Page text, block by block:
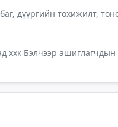
дүүргийн тохижилт,
ххк Бэлчээр